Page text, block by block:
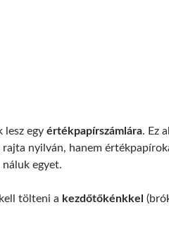
lesz egy értékpapírszámlára. Ez
nyilván, hanem
egyet.
tölteni a kezdőtőkénkkel